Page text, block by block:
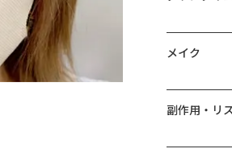
メイク
副作用・リ